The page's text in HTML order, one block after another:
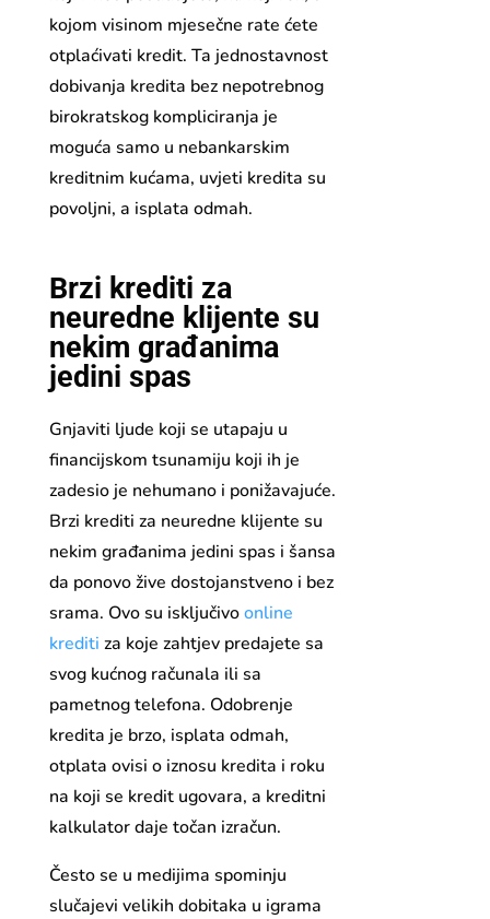
kojom visinom mjesečne rate ćete
otplaćivati kredit. Ta jednostavnost
dobivanja kredita bez nepotrebnog
birokratskog kompliciranja je
moguća samo u nebankarskim
kreditnim kućama, uvjeti kredita su
povoljni, a isplata odmah.
Brzi krediti za
neuredne klijente su
nekim građanima
jedini spas
Gnjaviti ljude koji se utapaju u
financijskom tsunamiju koji ih je
zadesio je nehumano i ponižavajuće.
Brzi krediti za neuredne klijente su
nekim građanima jedini spas i šansa
da ponovo žive dostojanstveno i bez
srama. Ovo su isključivoonline
krediti za koje zahtjev predajete sa
svog kućnog računala ili sa
pametnog telefona. Odobrenje
kredita je brzo, isplata odmah,
otplata ovisi o iznosu kredita i roku
na koji se kredit ugovara, a kreditni
kalkulator daje točan izračun.
Često se u medijima spominju
slučajevi velikih dobitaka u igrama